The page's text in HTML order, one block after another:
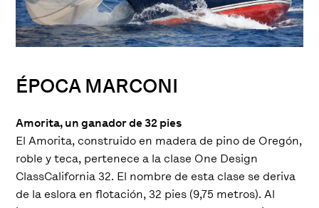
ÉPOCA MARCONI
Amorita, un ganador de 32 pies
El Amorita, construido en madera de pino de Oregón,
roble y teca, pertenece a la clase One Design
ClassCalifornia 32. El nombre de esta clase se deriva
de la eslora en flotación, 32 pies (9,75 metros). Al